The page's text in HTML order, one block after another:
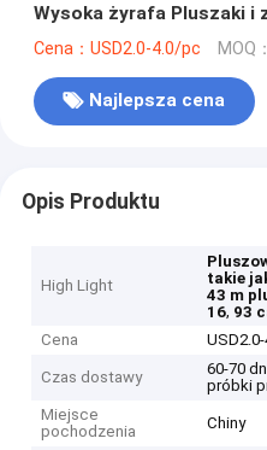
Wysoka żyrafa Pluszaki i
realistyczne psy
Cena：USD2.0-4.0/pc MOQ
Najlepsza cena
Opis Produktu
High Light
takie
43 m
16, 93
Cena
Czas dostawy
60-70
próbki
Miejsce
pochodzenia
Chiny